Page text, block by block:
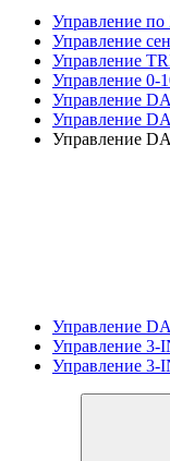
Управление
Управление
Управление
Управление 0-
Управление
Управление
Управление
Управление
Управление 3-
Управление 3-